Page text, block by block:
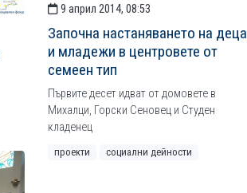
9 април 2014, 08:53
Започна настаняването на деца
и младежи в центровете от
семеен тип
Първите десет идват от домовете в
Михалци, Горски Сеновец и Студен
кладенец
проекти социални дейности